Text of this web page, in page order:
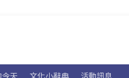
天 文化小辭典 活動訊息